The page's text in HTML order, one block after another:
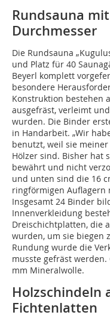
Rundsauna
Durchmesser
Die Rundsauna
und Platz für 40
Beyerl komplett
besondere
Konstruktion bestehen
ausgefräst, verleimt
wurden. Die Binder
in Handarbeit. „Wir
benutzt, weil sie
Hölzer sind. Bisher hat
bewährt und nicht
und unten sind die 16
ringförmigen Auflagern
Insgesamt 24 Binder
Innenverkleidung
Dreischichtplatten, die
wurden, um sie biegen
Rundung wurde die
musste gefräst werden.
mm Mineralwolle.
Holzschindeln
Fichtenlatten